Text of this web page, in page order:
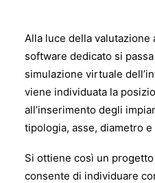
Alla luce della valutazione
software dedicato si
simulazione virtuale
viene individuata la
all’inserimento degli
tipologia, asse, diametro e
Si ottiene così un
consente di individuare